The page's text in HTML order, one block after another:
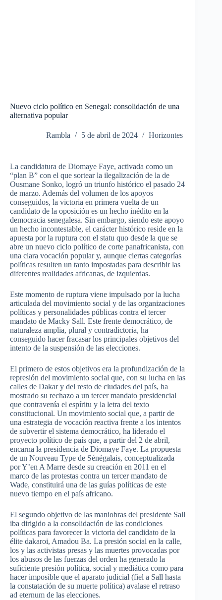
Nuevo ciclo político en Senegal: consolidación de una
alternativa popular
Rambla 5 de abril de 2024 Horizontes
La candidatura de Diomaye Faye, activada como un
“plan B” con el que sortear la ilegalización de la de
Ousmane Sonko, logró un triunfo histórico el pasado 24
de marzo. Además del volumen de los apoyos
conseguidos, la victoria en primera vuelta de un
candidato de la oposición es un hecho inédito en la
democracia senegalesa. Sin embargo, siendo este apoyo
un hecho incontestable, el carácter histórico reside en la
apuesta por la ruptura con el statu quo desde la que se
abre un nuevo ciclo político de corte panafricanista, con
una clara vocación popular y, aunque ciertas categorías
políticas resulten un tanto impostadas para describir las
diferentes realidades africanas, de izquierdas.
Este momento de ruptura viene impulsado por la lucha
articulada del movimiento social y de las organizaciones
políticas y personalidades públicas contra el tercer
mandato de Macky Sall. Este frente democrático, de
naturaleza amplia, plural y contradictoria, ha
conseguido hacer fracasar los principales objetivos del
intento de la suspensión de las elecciones.
El primero de estos objetivos era la profundización de la
represión del movimiento social que, con su lucha en las
calles de Dakar y del resto de ciudades del país, ha
mostrado su rechazo a un tercer mandato presidencial
que contravenía el espíritu y la letra del texto
constitucional. Un movimiento social que, a partir de
una estrategia de vocación reactiva frente a los intentos
de subvertir el sistema democrático, ha liderado el
proyecto político de país que, a partir del 2 de abril,
encarna la presidencia de Diomaye Faye. La propuesta
de un Nouveau Type de Sénégalais, conceptualizada
por Y’en A Marre desde su creación en 2011 en el
marco de las protestas contra un tercer mandato de
Wade, constituirá una de las guías políticas de este
nuevo tiempo en el país africano.
El segundo objetivo de las maniobras del presidente Sall
iba dirigido a la consolidación de las condiciones
políticas para favorecer la victoria del candidato de la
élite dakaroi, Amadou Ba. La presión social en la calle,
los y las activistas presas y las muertes provocadas por
los abusos de las fuerzas del orden ha generado la
suficiente presión política, social y mediática como para
hacer imposible que el aparato judicial (fiel a Sall hasta
la constatación de su muerte política) avalase el retraso
ad eternum de las elecciones.